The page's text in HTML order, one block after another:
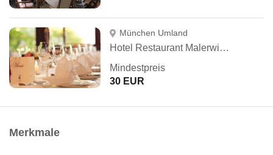
München Umland
Hotel Restaurant Malerwinkel
Mindestpreis
30 EUR
Merkmale